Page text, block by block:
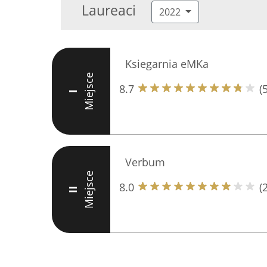
Laureaci 2022
I Miejsce
Ksiegarnia eMKa
8.7
II Miejsce
Verbum
8.0